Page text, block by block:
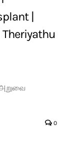
|
Theriyathu
அறுவை
0